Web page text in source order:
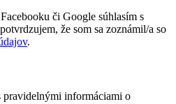
či Google súhlasím s
že som sa zoznámil/a so
.
pravidelnými informáciami o